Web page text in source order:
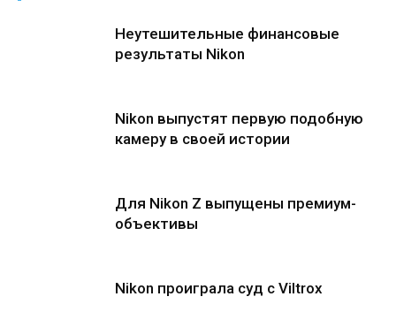
Неутешительные финансовые
результаты Nikon
Nikon выпустят первую подобную
камеру в своей истории
Для Nikon Z выпущены премиум-
объективы
Nikon проиграла суд с Viltrox